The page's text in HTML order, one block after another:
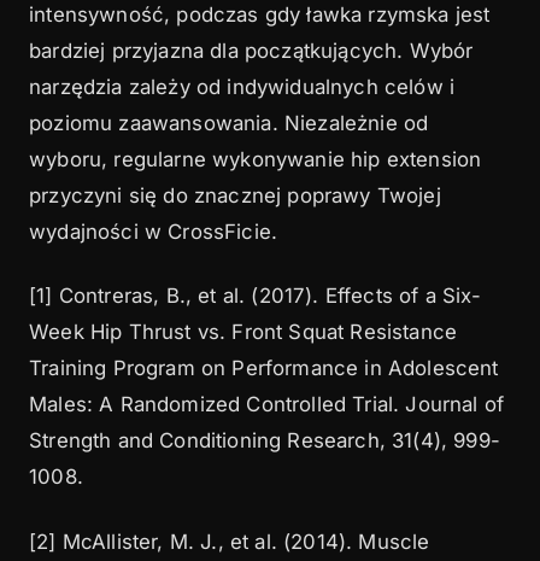
intensywność, podczas gdy ławka rzymska jest
bardziej przyjazna dla początkujących. Wybór
narzędzia zależy od indywidualnych celów i
poziomu zaawansowania. Niezależnie od
wyboru, regularne wykonywanie hip extension
przyczyni się do znacznej poprawy Twojej
wydajności w CrossFicie.
[1] Contreras, B., et al. (2017). Effects of a Six-
Week Hip Thrust vs. Front Squat Resistance
Training Program on Performance in Adolescent
Males: A Randomized Controlled Trial. Journal of
Strength and Conditioning Research, 31(4), 999-
1008.
[2] McAllister, M. J., et al. (2014). Muscle